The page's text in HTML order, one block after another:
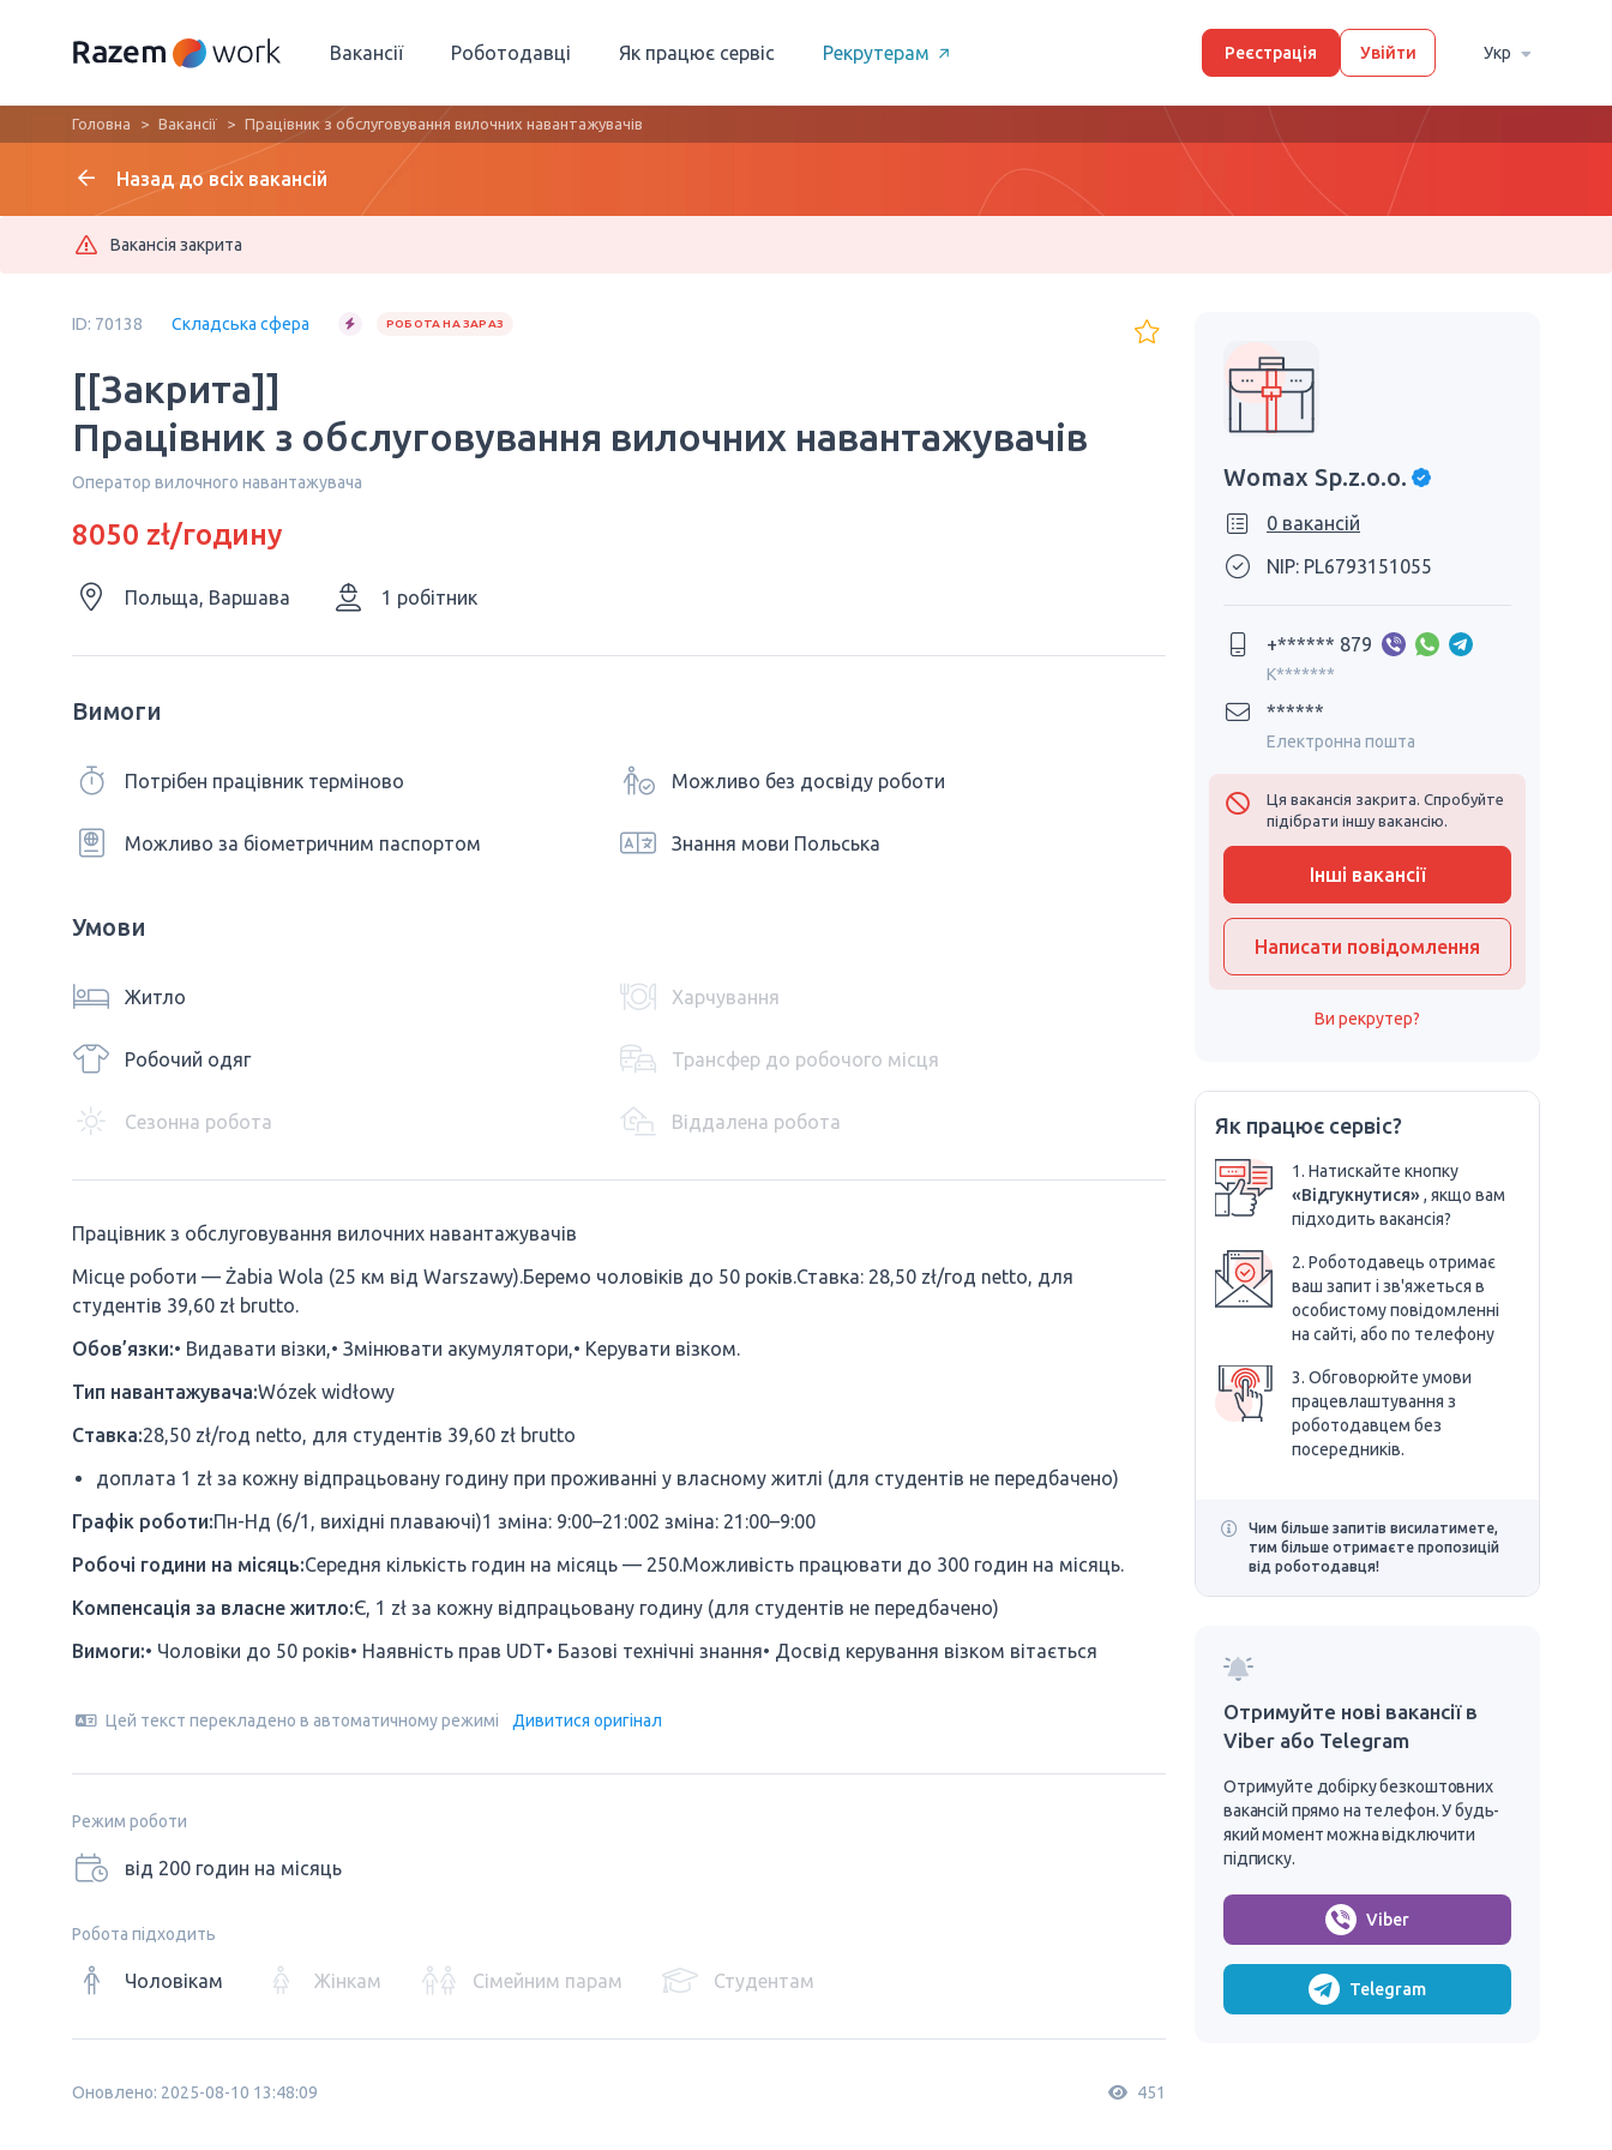
Вакансії Роботодавці Як працює сервіс Рекрутерам Реєстрація Увійти Укр
Головна Вакансії Працівник з обслуговування вилочних навантажувачів
Назад до всіх вакансій
Вакансія закрита
ID: 70138 Складська сфера РОБОТА НА ЗАРАЗ
[[Закрита]]
Працівник з обслуговування вилочних навантажувачів
Оператор вилочного навантажувача
8050 zł/годину
Польща, Варшава 1 робітник
Вимоги
Потрібен працівник терміново Можливо без досвіду роботи
Можливо за біометричним паспортом Знання мови Польська
Умови
Житло Харчування
Робочий одяг Трансфер до робочого місця
Сезонна робота Віддалена робота
Працівник з обслуговування вилочних навантажувачів
Місце роботи — Żabia Wola (25 км від Warszawy).Беремо чоловіків до 50 років.Ставка: 28,50 zł/год netto, для
студентів 39,60 zł brutto.
Обов’язки:• Видавати візки,• Змінювати акумулятори,• Керувати візком.
Тип навантажувача:Wózek widłowy
Ставка:28,50 zł/год netto, для студентів 39,60 zł brutto
доплата 1 zł за кожну відпрацьовану годину при проживанні у власному житлі (для студентів не передбачено)
Графік роботи:Пн-Нд (6/1, вихідні плаваючі)1 зміна: 9:00–21:002 зміна: 21:00–9:00
Робочі години на місяць:Середня кількість годин на місяць — 250.Можливість працювати до 300 годин на місяць.
Компенсація за власне житло:Є, 1 zł за кожну відпрацьовану годину (для студентів не передбачено)
Вимоги:• Чоловіки до 50 років• Наявність прав UDT• Базові технічні знання• Досвід керування візком вітається
Цей текст перекладено в автоматичному режимі Дивитися оригінал
Режим роботи
від 200 годин на місяць
Робота підходить
Чоловікам Жінкам Сімейним парам Студентам
Оновлено: 2025-08-10 13:48:09 451
Womax Sp.z.o.o.
0 вакансій
NIP: PL6793151055
+****** 879
K*******
******
Електронна пошта
Ця вакансія закрита. Спробуйте
підібрати іншу вакансію.
Інші вакансії
Написати повідомлення
Ви рекрутер?
Як працює сервіс?
1. Натискайте кнопку
«Відгукнутися», якщо вам
підходить вакансія?
2. Роботодавець отримає
ваш запит і зв'яжеться в
особистому повідомленні
на сайті, або по телефону
3. Обговорюйте умови
працевлаштування з
роботодавцем без
посередників.
Чим більше запитів висилатимете,
тим більше отримаєте пропозицій
від роботодавця!
Отримуйте нові вакансії в
Viber або Telegram
Отримуйте добірку безкоштовних
вакансій прямо на телефон. У будь-
який момент можна відключити
підписку.
Viber
Telegram